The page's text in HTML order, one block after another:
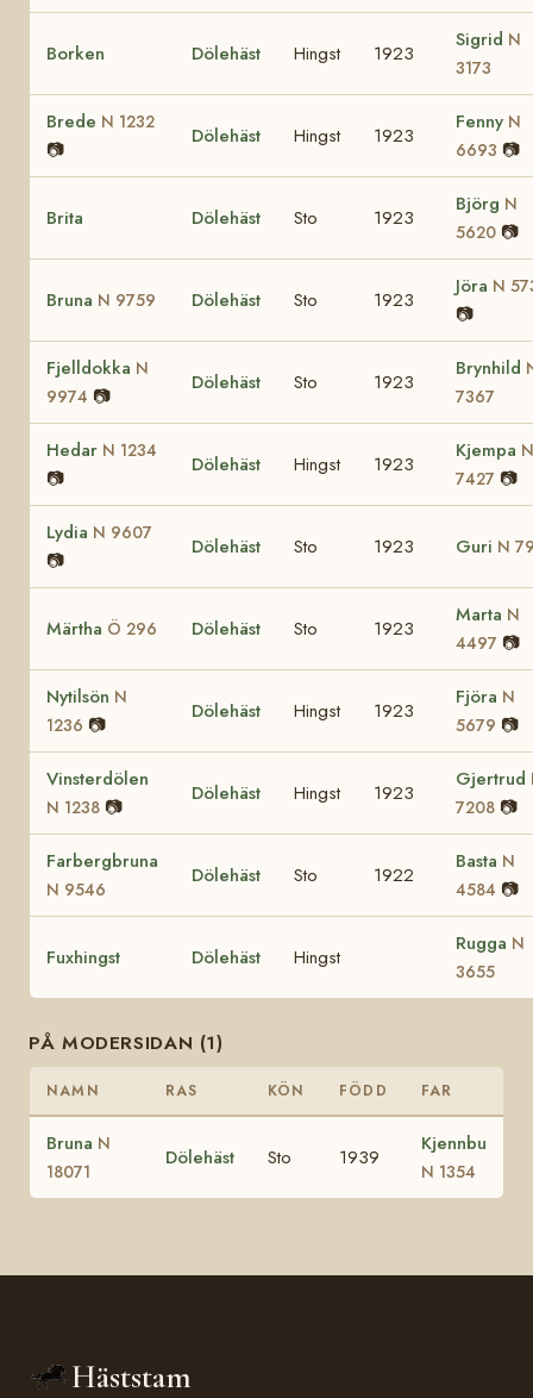
Borken Dölehäst Hingst 1923
Sigrid N
3173
Brede N 1232
📷
Dölehäst Hingst 1923
Fenny N
6693 📷
Brita Dölehäst Sto 1923
Björg N
5620 📷
Bruna N 9759 Dölehäst Sto 1923
Jöra N
📷
Fjelldokka N
9974 📷
Dölehäst Sto 1923
Brynhild
7367
Hedar N 1234
📷
Dölehäst Hingst 1923
Kjempa N
7427 📷
Lydia N 9607
📷
Dölehäst Sto 1923 Guri N
Märtha Ö 296 Dölehäst Sto 1923
Marta N
4497 📷
Nytilsön N
1236 📷
Dölehäst Hingst 1923
Fjöra N
5679 📷
Vinsterdölen
N 1238 📷
Dölehäst Hingst 1923
Gjertrud
7208 📷
Farbergbruna
N 9546
Dölehäst Sto 1922
Basta N
4584 📷
Fuxhingst Dölehäst Hingst
Rugga N
3655
PÅ MODERSIDAN (1)
NAMN RAS KÖN FÖDD FAR
Bruna N
18071
Dölehäst Sto 1939
Kjennbu
N 1354
Häststam